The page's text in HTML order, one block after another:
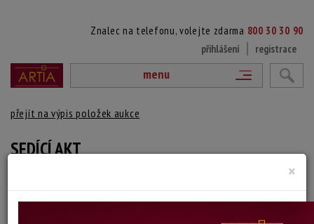
Znalec na telefonu, volejte zdarma 800 30 30 90
přihlášení
registrace
menu
přejít na výpis položek aukce
SEDÍCÍ AKT
(?)
×